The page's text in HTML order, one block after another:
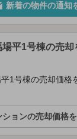
新着の物件の通知
場平1号棟の売
1号棟の売却価格
ョンの売却価格を